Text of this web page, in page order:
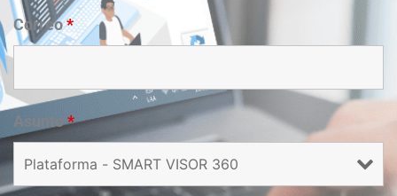
Correo*
Asunto*